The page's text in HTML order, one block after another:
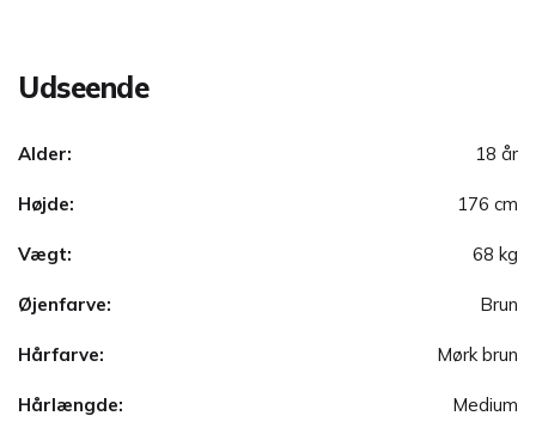
Udseende
Alder: 18 år
Højde: 176 cm
Vægt: 68 kg
Øjenfarve: Brun
Hårfarve: Mørk brun
Hårlængde: Medium